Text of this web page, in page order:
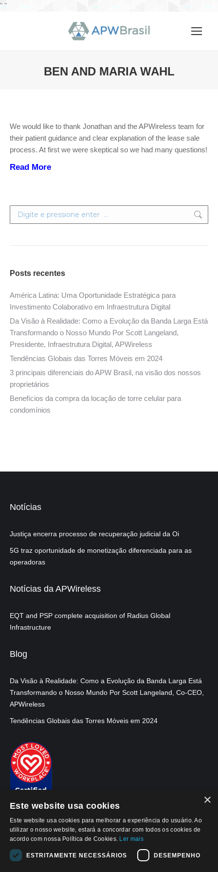
" "
BEN AND MARIA WAHL
We would like to thank Jonathan and the APWireless team for
their patient guidance and clear explanation of the lease sale
process. At first we were skeptical so we had many questions!
Read More
Search:
Posts recentes
América Latina: Uma Oportunidade Estratégica para
Investimento Colaborativo em Infraestrutura Digital
Da Visão à Realidade: Como a Evolução da Banda Larga Está
Transformando o Nosso Mundo Por Scott Langeland,
Presidente, Infraestrutura Digital, APWireless
Tendências Globais das Torres Móveis em 2024
3 principais diferenciais do APW Brasil, na visão dos nossos
proprietários
Benefícios da compra da locação de torre celular para
condomínios
Notícias
Justiça encerra processo de recuperação judicial da Oi
5G traz oportunidade de monetização diferenciada para as
operadoras
Notícias da APWireless
EQT and PSP complete acquisition of Radius Global
Infrastructure
Blog
Da Visão à Realidade: Como a Evolução da Banda Larga Está
Transformando o Nosso Mundo Por Scott Langeland, Co-CEO,
APWireless
Tendências Globais das Torres Móveis em 2024
© 2026, APWireless Brasil Invest. Imob. LTDA
×
Este website usa cookies
Este website usa cookies para melhorar a experiência do usuário. Ao
utilizar o nosso website, estará a concordar com todos os cookies de
acordo com nossa Política de Cookies. Ler mais
ESTRITAMENTE NECESSÁRIOS DESEMPENHO